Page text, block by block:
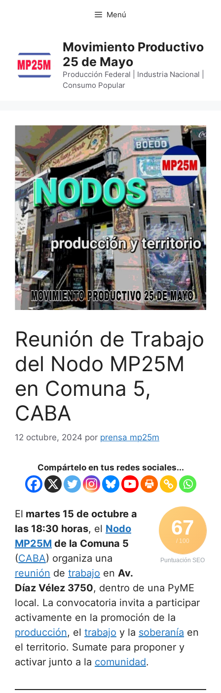
Menú
Movimiento Productivo
25 de Mayo
Producción Federal | Industria Nacional |
Consumo Popular
Reunión de Trabajo
del Nodo MP25M
en Comuna 5,
CABA
12 octubre, 2024 por prensa mp25m
Compártelo en tus redes sociales...
67
/ 100
Puntuación SEO
El martes 15 de octubre a
las 18:30 horas, el Nodo
MP25M de la Comuna 5
(CABA) organiza una
reunión de trabajo en Av.
Díaz Vélez 3750, dentro de una PyME
local. La convocatoria invita a participar
activamente en la promoción de la
producción, el trabajo y la soberanía en
el territorio. Sumate para proponer y
activar junto a la comunidad.